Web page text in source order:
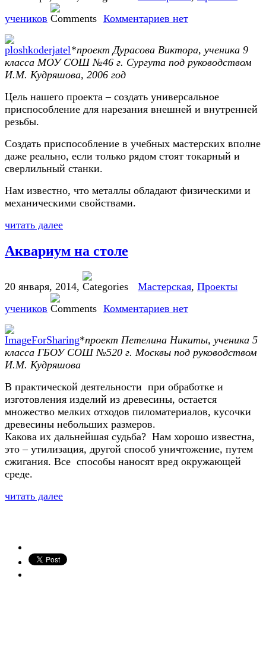
учеников
Комментариев нет
*проект Дурасова Виктора, ученика 9
класса МОУ СОШ №46 г. Сургута под руководством
И.М. Кудряшова, 2006 год
Цель нашего проекта – создать универсальное
приспособление для нарезания внешней и внутренней
резьбы.
Создать приспособление в учебных мастерских вполне
даже реально, если только рядом стоят токарный и
сверлильный станки.
Нам известно, что металлы обладают физическими и
механическими свойствами.
читать далее
Аквариум на столе
20 января, 2014, Мастерская, Проекты
учеников
Комментариев нет
*проект Петелина Никиты, ученика 5
класса ГБОУ СОШ №520 г. Москвы под руководством
И.М. Кудряшова
В практической деятельности при обработке и
изготовления изделий из древесины, остается
множество мелких отходов пиломатериалов, кусочки
древесины небольших размеров.
Какова их дальнейшая судьба? Нам хорошо известна,
это – утилизация, другой способ уничтожение, путем
сжигания. Все способы наносят вред окружающей
среде.
читать далее